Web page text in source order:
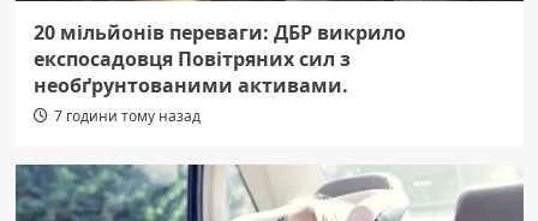
20 мільйонів переваги: ДБР викрило
експосадовця Повітряних сил з
необґрунтованими активами.
7 години тому назад